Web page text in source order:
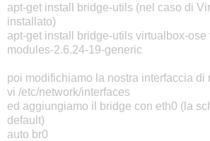
apt-get install bridge-utils (nel caso di
installato)
apt-get install bridge-utils virtualbox-
modules-2.6.24-19-generic
poi modifichiamo la nostra interfaccia di
vi /etc/network/interfaces
ed aggiungiamo il bridge con eth0 (la
default)
auto br0